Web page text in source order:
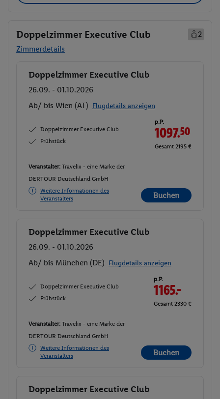
Doppelzimmer Executive Club
2
Zimmerdetails
Buchen
Doppelzimmer Executive Club
26.09. - 01.10.2026
Ab/ bis Wien (AT) Flugdetails anzeigen
Doppelzimmer Executive Club
Frühstück
p.P.
1097.50
Gesamt 2195 €
Veranstalter: Travelix - eine Marke der
DERTOUR Deutschland GmbH
Weitere Informationen des
Veranstalters
Buchen
Buchen
Doppelzimmer Executive Club
26.09. - 01.10.2026
Ab/ bis München (DE) Flugdetails anzeigen
Doppelzimmer Executive Club
Frühstück
p.P.
1165.-
Gesamt 2330 €
Veranstalter: Travelix - eine Marke der
DERTOUR Deutschland GmbH
Weitere Informationen des
Veranstalters
Buchen
Buchen
Doppelzimmer Executive Club